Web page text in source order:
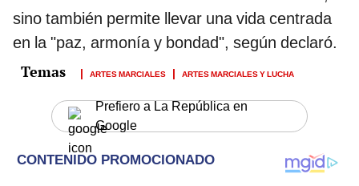
sino también permite llevar una vida centrada
en la "paz, armonía y bondad", según declaró.
ARTES MARCIALES ARTES MARCIALES Y LUCHA
Prefiero a La República en
Google